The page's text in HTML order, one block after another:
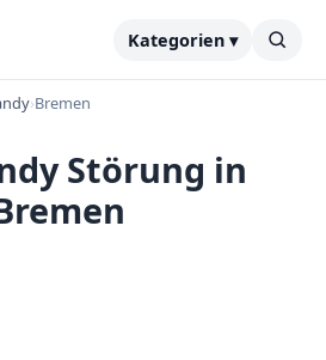
Kategorien ▾
›Bremen
Störung in